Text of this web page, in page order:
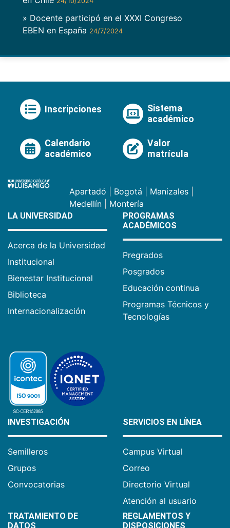
» Docente participó en el XXXI Congreso
EBEN en España 24/7/2024
Inscripciones
Sistema
académico
Calendario
académico
Valor
matrícula
Apartadó Bogotá Manizales
Medellín
Montería
LA UNIVERSIDAD
Acerca de la Universidad
Institucional
Bienestar Institucional
Biblioteca
Internacionalización
PROGRAMAS
ACADÉMICOS
Pregrados
Posgrados
Educación continua
Programas Técnicos y
Tecnologías
INVESTIGACIÓN
Semilleros
Grupos
Convocatorias
SERVICIOS EN LÍNEA
Campus Virtual
Correo
Directorio Virtual
Atención al usuario
TRATAMIENTO DE
DATOS
REGLAMENTOS Y
DISPOSICIONES